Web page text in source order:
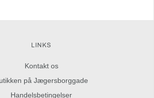
LINKS
Kontakt os
på Jægersborggade
Handelsbetingelser